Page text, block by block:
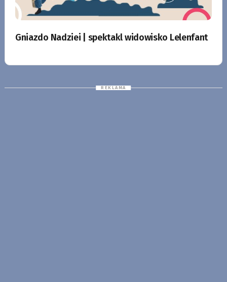
Gniazdo Nadziei | spektakl widowisko Lelenfant